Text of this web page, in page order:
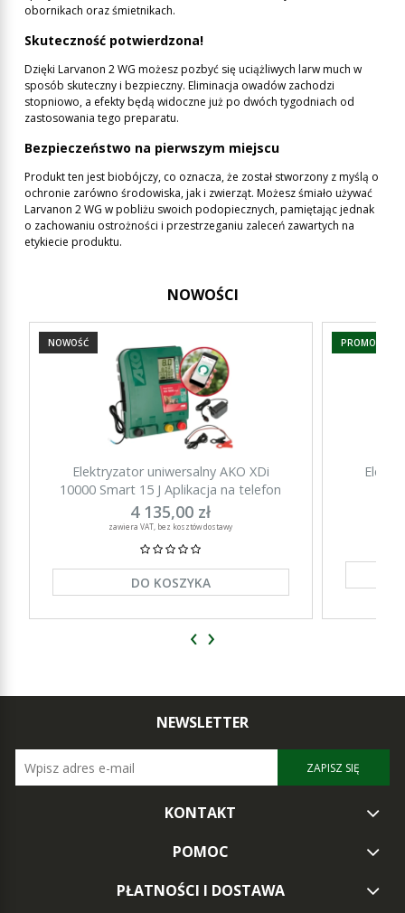
obornikach oraz śmietnikach.
Skuteczność potwierdzona!
Dzięki Larvanon 2 WG możesz pozbyć się uciążliwych larw much w
sposób skuteczny i bezpieczny. Eliminacja owadów zachodzi
stopniowo, a efekty będą widoczne już po dwóch tygodniach od
zastosowania tego preparatu.
Bezpieczeństwo na pierwszym miejscu
Produkt ten jest biobójczy, co oznacza, że został stworzony z myślą o
ochronie zarówno środowiska, jak i zwierząt. Możesz śmiało używać
Larvanon 2 WG w pobliżu swoich podopiecznych, pamiętając jednak
o zachowaniu ostrożności i przestrzeganiu zaleceń zawartych na
etykiecie produktu.
NOWOŚCI
Elektryzator uniwersalny AKO XDi
10000 Smart 15 J Aplikacja na telefon
4 135,00 zł
zawiera VAT, bez kosztów dostawy
DO KOSZYKA
NOWOŚĆ PROMOCJA
‹ ›
NEWSLETTER
ZAPISZ SIĘ
KONTAKT
POMOC
PŁATNOŚCI I DOSTAWA